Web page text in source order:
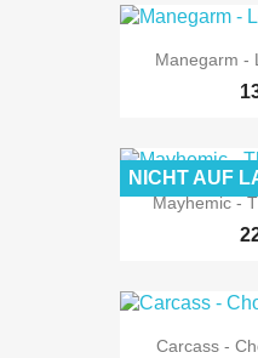
Manegarm -
Mayhemic -
NICHT AUF
Carcass -